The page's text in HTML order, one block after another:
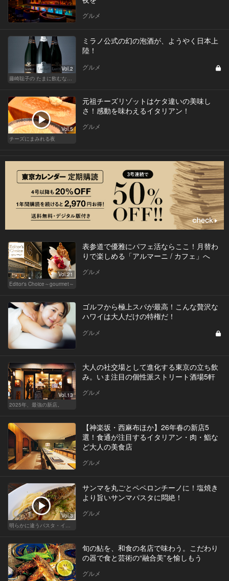
グルメ
Vol.2
藤崎聡子の たまに飲むなら、こんな泡
ミラノ公式の幻の泡酒が、ようやく日本上
陸！
グルメ
Vol.5
チーズにまみれる夜
元祖チーズリゾットはケタ違いの美味し
さ！感動を味わえるイタリアン！
グルメ
Vol.21
Editor's Choice～gourmet～
表参道で優雅にパフェ活ならここ！月替わ
りで楽しめる「アルマーニ / カフェ」へ
グルメ
ゴルフから極上スパが最高！こんな贅沢な
ハワイは大人だけの特権だ！
グルメ
Vol.13
2025年、最強の新店。
大人の社交場として進化する東京の立ち飲
み。いま注目の個性派ストリート酒場5軒
グルメ
【神楽坂・西麻布ほか】26年春の新店5
選！食通が注目するイタリアン・肉・鮨な
ど大人の美食店
グルメ
Vol.3
明らかに違うパスタ・イタリアン
サンマを丸ごとペペロンチーノに！塩焼き
より旨いサンマパスタに悶絶！
グルメ
旬の鮎を、和食の名店で味わう。こだわり
の器で食と芸術の“融合美”を愉しもう
グルメ